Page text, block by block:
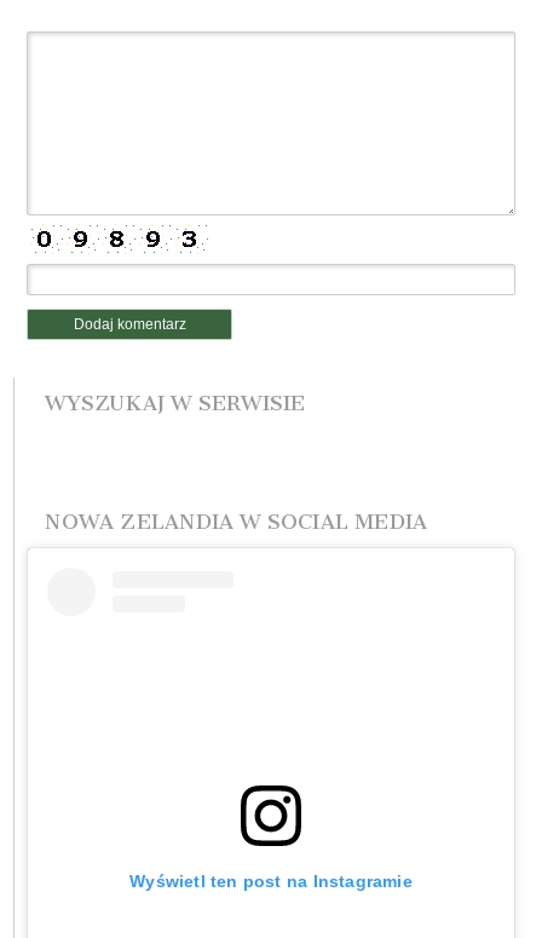
WYSZUKAJ W SERWISIE
NOWA ZELANDIA W SOCIAL MEDIA
Wyświetl ten post na Instagramie